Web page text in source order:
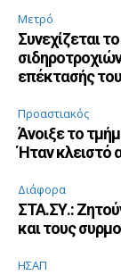
Μετρό
Συνεχίζεται
επέκτασής του
Προαστιακός
Άνοιξε το
Ήταν κλειστό
Διάφορα
ΣΤΑ.ΣΥ.:
και τους
ΗΣΑΠ